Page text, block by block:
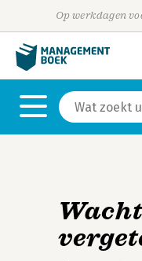
Op werkdagen